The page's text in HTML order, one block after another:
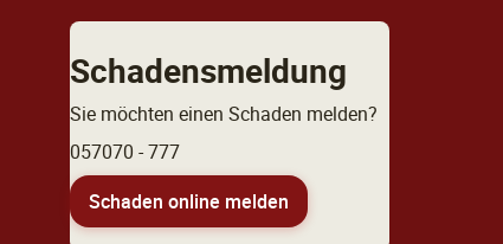
Schadensmeldung
Sie möchten einen Schaden melden?
057070 - 777
Schaden online melden